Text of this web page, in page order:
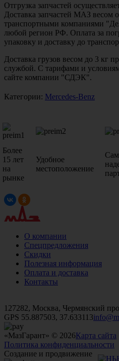
Отгрузка запчастей
Доставка запчастей МАЗ весом
транспортными компаниями
любой регион РФ. Оплата за
упаковку и доставку до
Доставка грузов весом до 3 кг
службой. С тарифами и
сайте компании "СДЭК".
Категории: Mercedes-Benz
Более
15 лет
на
рынке
Удобное
местоположение
О компании
Спецпредложения
Скидки
Полезная информация
Оплата и доставка
Контакты
127282, Москва, Чермянский
GPS 55.887503, 37.633113
«МазГарант» © 2026Карта сайта
Политика конфиденциальности
Создание и продвижение